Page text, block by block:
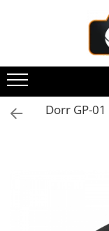
Aparate Foto
Aparate Foto
Aparate Foto DSLR
Obiective foto si
Dorr GP-